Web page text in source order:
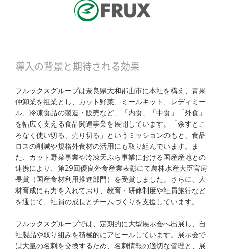
サポート
セキュリティ
稼働環境
メールマガジン
導入の背景と期待される効果
フルックスグループは奈良県大和郡山市に本社を構え、青果
仲卸業を祖業とし、カット野菜、ミールキット、レディミー
ル、冷凍食品の製造・販売など、「内食」「中食」「外食」
を幅広く支える食品関連事業を展開しています。「余すとこ
ろなく使い切る、売り切る」というミッションのもと、食品
ロスの削減や規格外食材の活用にも取り組んでいます。ま
た、カット野菜事業や冷凍天ぷら事業における国産産地との
連携により、第29回優良外食産業表彰にて農林水産大臣官房
長賞（国産食材利用推進部門）を受賞しました。さらに、人
材育成にも力を入れており、教育・研修制度や社員旅行など
を通じて、社員の成長とチームづくりを支援しています。
フルックスグループでは、定期的に大型展示会へ出展し、自
社製品や取り組みを積極的にアピールしています。展示会で
は大量の名刺を交換するため、名刺情報の適切な管理と、展